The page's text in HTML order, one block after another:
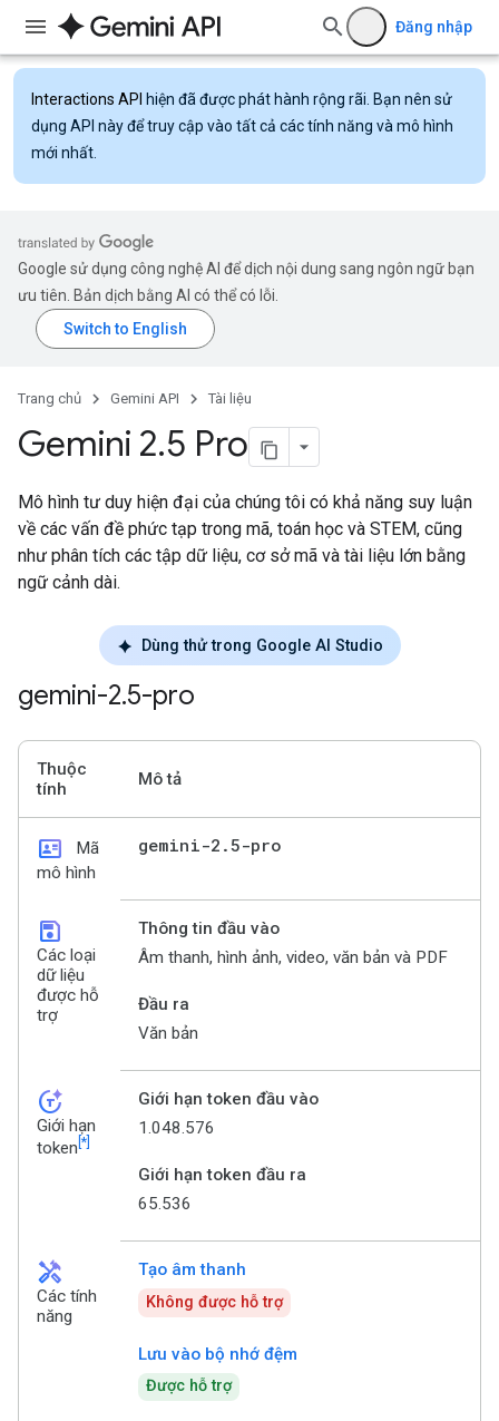
Đăng nhập
Interactions API hiện đã được phát hành rộng rãi. Bạn nên sử
dụng API này để truy cập vào tất cả các tính năng và mô hình
mới nhất.
Google sử dụng công nghệ AI để dịch nội dung sang ngôn ngữ bạn
ưu tiên. Bản dịch bằng AI có thể có lỗi.
Trang chủ Gemini API Tài liệu
Gemini 2.5 Pro
Mô hình tư duy hiện đại của chúng tôi có khả năng suy luận
về các vấn đề phức tạp trong mã, toán học và STEM, cũng
như phân tích các tập dữ liệu, cơ sở mã và tài liệu lớn bằng
ngữ cảnh dài.
Dùng thử trong Google AI Studio
gemini-2.5-pro
Thuộc
tính
Mô tả
id_card
Mã
mô hình
gemini-2 .5-pro
save
Các loại
dữ liệu
được hỗ
trợ
Thông tin đầu vào
Âm thanh, hình ảnh, video, văn bản và PDF
Đầu ra
Văn bản
token_auto
Giới hạn
token [*]
Giới hạn token đầu vào
1.048.576
Giới hạn token đầu ra
65.536
handyman
Các tính
năng
Tạo âm thanh
Không được hỗ trợ
Lưu vào bộ nhớ đệm
Được hỗ trợ